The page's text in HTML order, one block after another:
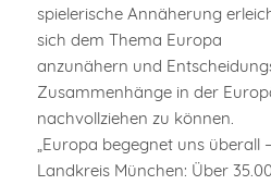
spielerische Annäherung
sich dem Thema Europa
anzunähern und
Zusammenhänge in der
nachvollziehen zu können.
„Europa begegnet uns überall
Landkreis München: Über